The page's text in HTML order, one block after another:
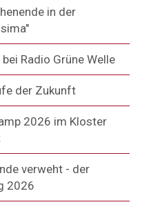
in der
Radio Grüne Welle
der Zukunft
2026 im Kloster
verweht - der
2026